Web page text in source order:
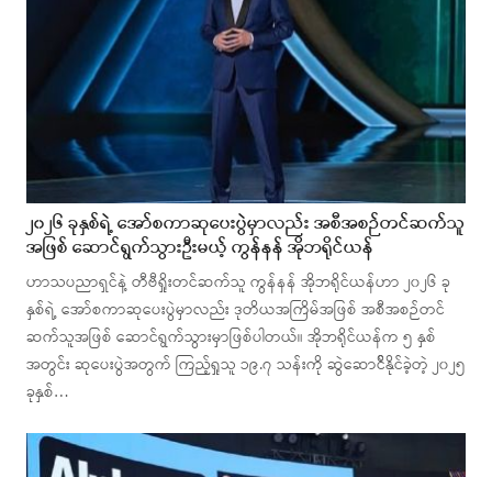
၂၀၂၆ ခုနှစ်ရဲ့ အော်စကာဆုပေးပွဲမှာလည်း အစီအစဉ်တင်ဆက်သူ
အဖြစ် ဆောင်ရွက်သွားဦးမယ့် ကွန်နန် အိုဘရိုင်ယန်
ဟာသပညာရှင်နဲ့ တီဗီရှိုးတင်ဆက်သူ ကွန်နန် အိုဘရိုင်ယန်ဟာ ၂၀၂၆ ခု
နှစ်ရဲ့ အော်စကာဆုပေးပွဲမှာလည်း ဒုတိယအကြိမ်အဖြစ် အစီအစဉ်တင်
ဆက်သူအဖြစ် ဆောင်ရွက်သွားမှာဖြစ်ပါတယ်။ အိုဘရိုင်ယန်က ၅ နှစ်
အတွင်း ဆုပေးပွဲအတွက် ကြည့်ရှုသူ ၁၉.၇ သန်းကို ဆွဲဆောင်ိနိုင်ခဲ့တဲ့ ၂၀၂၅
ခုနှစ်…